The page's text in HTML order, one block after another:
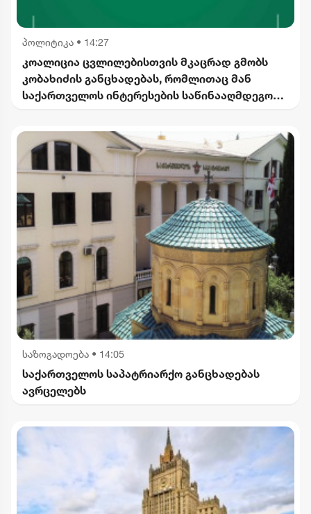
პოლიტიკა • 14:27
კოალიცია ცვლილებისთვის მკაცრად გმობს
კობახიძის განცხადებას, რომლითაც მან
საქართველოს ინტერესების საწინააღმდეგოდ
საზოგადოება • 14:05
საქართველოს საპატრიარქო განცხადებას
ავრცელებს